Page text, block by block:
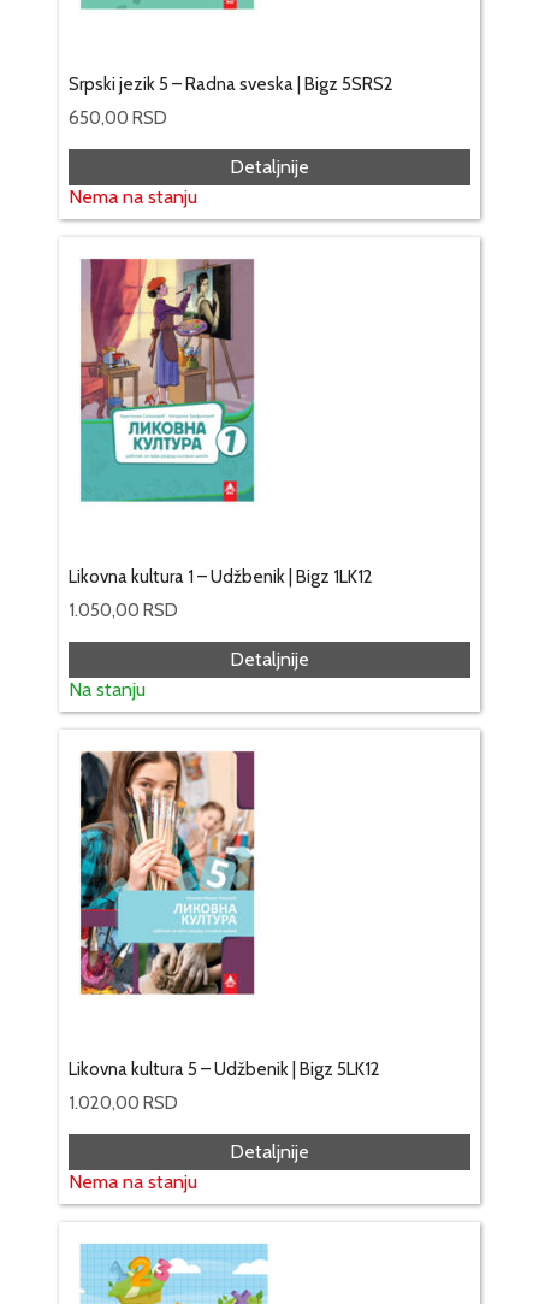
Srpski jezik 5 – Radna sveska | Bigz 5SRS2
650,00 RSD
Detaljnije
Nema na stanju
Likovna kultura 1 – Udžbenik | Bigz 1LK12
1.050,00 RSD
Detaljnije
Na stanju
Likovna kultura 5 – Udžbenik | Bigz 5LK12
1.020,00 RSD
Detaljnije
Nema na stanju